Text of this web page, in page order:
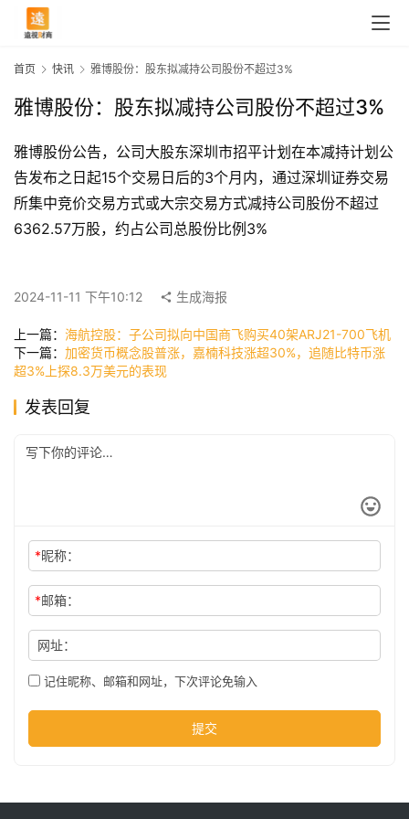
快
讯
公
时
尚
科
技
首页 快讯 雅博股份：股东拟减持公司股份不超过3%
雅博股份：股东拟减持公司股份不超过3%
雅博股份公告，公司大股东深圳市招平计划在本减持计划公
告发布之日起15个交易日后的3个月内，通过深圳证券交易
所集中竞价交易方式或大宗交易方式减持公司股份不超过
6362.57万股，约占公司总股份比例3%
2024-11-11 下午10:12 生成海报
上一篇： 海航控股：子公司拟向中国商飞购买40架ARJ21-700飞机
下一篇： 加密货币概念股普涨，嘉楠科技涨超30%，追随比特币涨
超3%上探8.3万美元的表现
发表回复
*昵称：
*邮箱：
网址：
记住昵称、邮箱和网址，下次评论免输入
提交